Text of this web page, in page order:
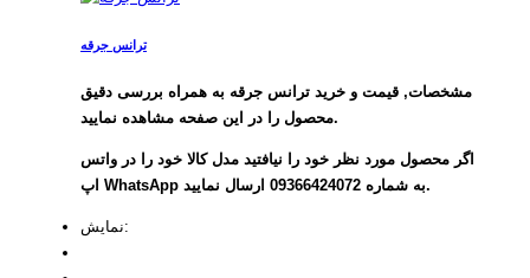
ترانس جرقه
مشخصات, قیمت و خرید ترانس جرقه به همراه بررسی دقیق
محصول را در این صفحه مشاهده نمایید.
اگر محصول مورد نظر خود را نیافتید مدل کالا خود را در واتس
اپ WhatsApp به شماره 09366424072 ارسال نمایید.
نمایش: